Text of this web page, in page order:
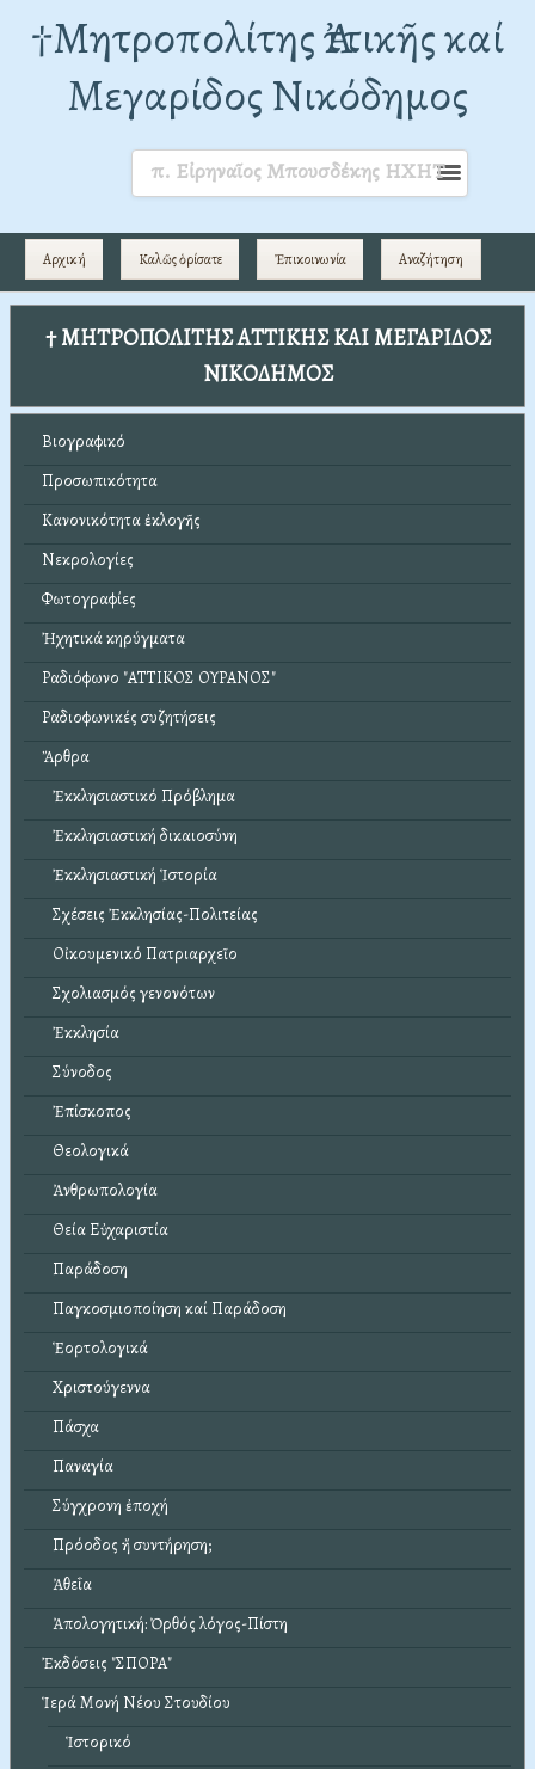
†Mητροπολίτης Ἀττικῆς καί
Μεγαρίδος Νικόδημος
π. Εἰρηναῖος Μπουσδέκης ΗΧΗΤ
Αρχική Καλῶς ὁρίσατε Ἐπικοινωνία Αναζήτηση
† ΜΗΤΡΟΠΟΛΙΤΗΣ ΑΤΤΙΚΗΣ ΚΑΙ ΜΕΓΑΡΙΔΟΣ
ΝΙΚΟΔΗΜΟΣ
Βιογραφικό
Προσωπικότητα
Κανονικότητα ἐκλογῆς
Νεκρολογίες
Φωτογραφίες
Ἠχητικά κηρύγματα
Ραδιόφωνο "ΑΤΤΙΚΟΣ ΟΥΡΑΝΟΣ"
Ραδιοφωνικές συζητήσεις
Ἄρθρα
Ἐκκλησιαστικό Πρόβλημα
Ἐκκλησιαστική δικαιοσύνη
Ἐκκλησιαστική Ἱστορία
Σχέσεις Ἐκκλησίας-Πολιτείας
Οἰκουμενικό Πατριαρχεῖο
Σχολιασμός γενονότων
Ἐκκλησία
Σύνοδος
Ἐπίσκοπος
Θεολογικά
Ἀνθρωπολογία
Θεία Εὐχαριστία
Παράδοση
Παγκοσμιοποίηση καί Παράδοση
Ἑορτολογικά
Χριστούγεννα
Πάσχα
Παναγία
Σύγχρονη ἐποχή
Πρόοδος ἤ συντήρηση;
Ἀθεΐα
Ἀπολογητική: Ὀρθός λόγος-Πίστη
Ἐκδόσεις "ΣΠΟΡΑ"
Ἱερά Μονή Νέου Στουδίου
Ἱστορικό